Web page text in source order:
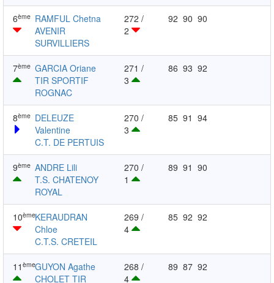
6ème RAMFUL Chetna
AVENIR
SURVILLIERS
272 /
2
92 90 90
7ème GARCIA Oriane
TIR SPORTIF
ROGNAC
271 /
3
86 93 92
8ème DELEUZE
Valentine
C.T. DE PERTUIS
270 /
3
85 91 94
9ème ANDRE Lili
T.S. CHATENOY
ROYAL
270 /
1
89 91 90
10èmeKERAUDRAN
Chloe
C.T.S. CRETEIL
269 /
4
85 92 92
11 èmeGUYON Agathe
CHOLET TIR
268 /
4
89 87 92